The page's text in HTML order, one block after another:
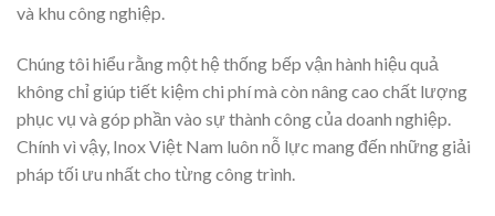
và khu công nghiệp.
Chúng tôi hiểu rằng một hệ thống bếp vận hành hiệu quả
không chỉ giúp tiết kiệm chi phí mà còn nâng cao chất lượng
phục vụ và góp phần vào sự thành công của doanh nghiệp.
Chính vì vậy, Inox Việt Nam luôn nỗ lực mang đến những giải
pháp tối ưu nhất cho từng công trình.